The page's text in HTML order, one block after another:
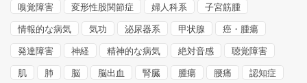
嗅覚障害 変形性股関節症 婦人科系 子宮筋腫
情報的な病気 気功 泌尿器系 甲状腺 癌・腫瘍
発達障害 神経 精神的な病気 絶対音感 聴覚障害
肌 肺 脳 脳出血 腎臓 腫瘍 腰痛 認知症